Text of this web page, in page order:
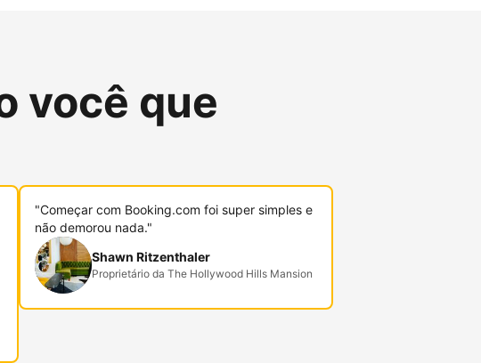
você que
"Começar com Booking.com foi super simples e
não demorou nada."
Shawn Ritzenthaler
Proprietário da The Hollywood Hills Mansion